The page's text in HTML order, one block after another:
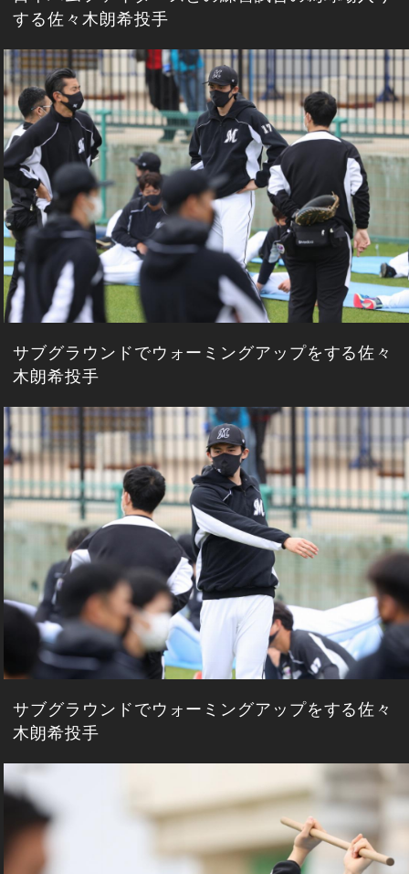
する佐々木朗希投手
サブグラウンドでウォーミングアップをする佐々
木朗希投手
サブグラウンドでウォーミングアップをする佐々
木朗希投手